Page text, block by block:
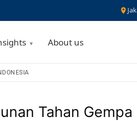
About us
Tahan